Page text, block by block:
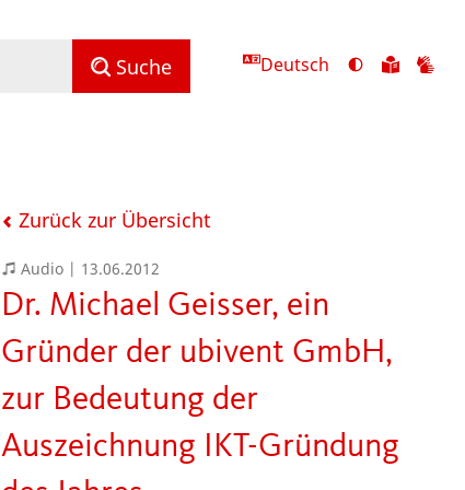
Suche Deutsch
Ansicht
Zu
Zurück zur Übersicht
Audio | 13.06.2012
Dr. Michael Geisser, ein
Gründer der ubivent GmbH,
zur Bedeutung der
Auszeichnung IKT-Gründung